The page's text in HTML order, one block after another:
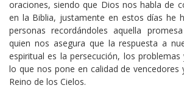
oraciones, siendo que Dios nos habla de
en la Biblia, justamente en estos días he
personas recordándoles aquella
quien nos asegura que la respuesta a
espiritual es la persecución, los
lo que nos pone en calidad de vencedores
Reino de los Cielos.